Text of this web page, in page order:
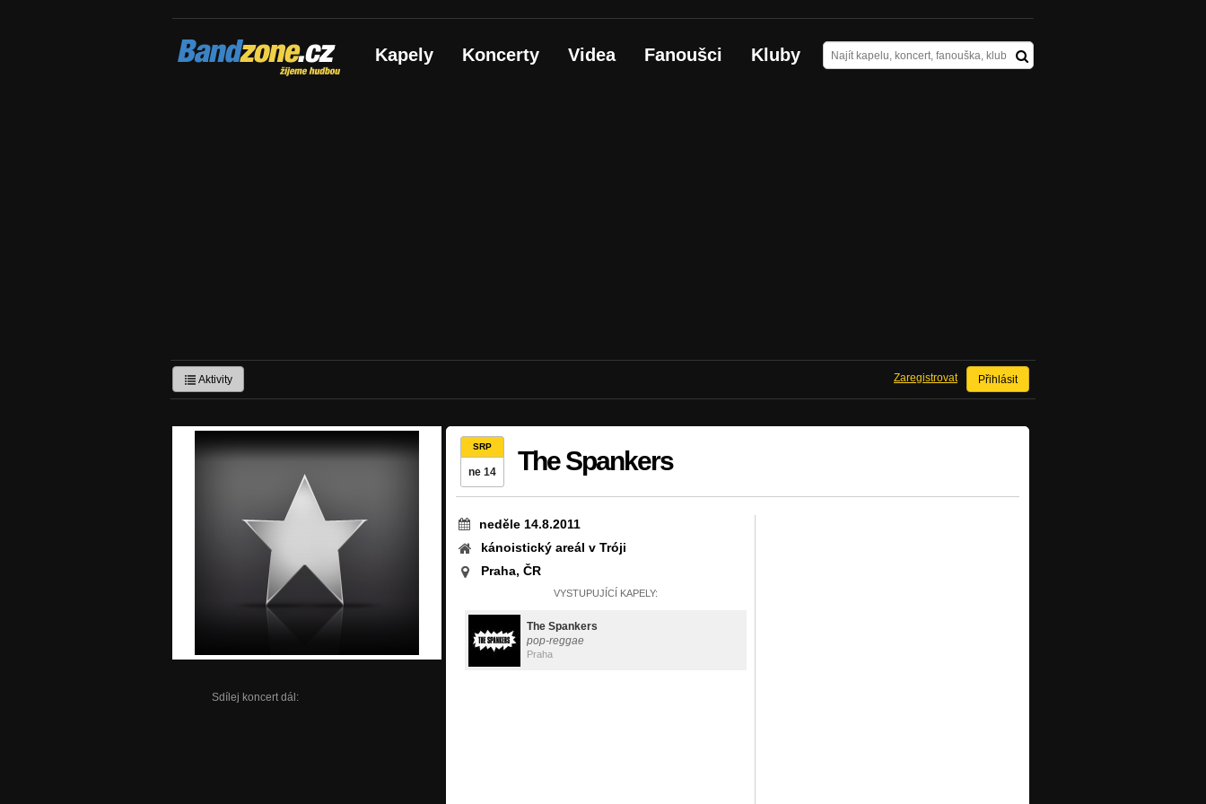
Bandzone.cz
žijeme hudbou Kapely Koncerty Videa Fanoušci Kluby
Aktivity Přihlásit
Zaregistrovat
Sdílej koncert dál:
SRP
ne 14 The Spankers
neděle 14.8.2011
kánoistický areál v Tróji
Praha, ČR
VYSTUPUJÍCÍ KAPELY:
The Spankers
pop-reggae
Praha